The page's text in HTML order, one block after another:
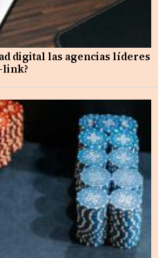
digital las agencias líderes
link?